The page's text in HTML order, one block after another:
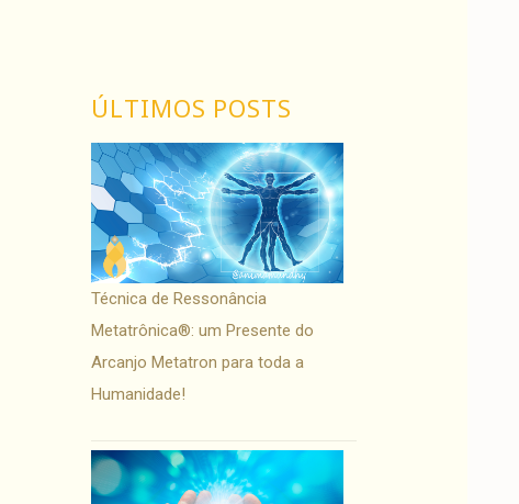
ÚLTIMOS POSTS
Técnica de Ressonância
Metatrônica®: um Presente do
Arcanjo Metatron para toda a
Humanidade!